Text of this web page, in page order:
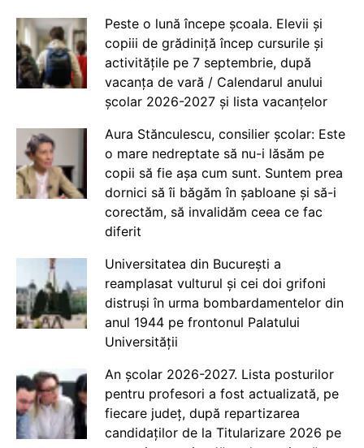
Peste o lună începe școala. Elevii și
copiii de grădiniță încep cursurile și
activitățile pe 7 septembrie, după
vacanța de vară / Calendarul anului
școlar 2026-2027 și lista vacanțelor
Aura Stănculescu, consilier școlar: Este
o mare nedreptate să nu-i lăsăm pe
copii să fie așa cum sunt. Suntem prea
dornici să îi băgăm în șabloane și să-i
corectăm, să invalidăm ceea ce fac
diferit
Universitatea din București a
reamplasat vulturul și cei doi grifoni
distruși în urma bombardamentelor din
anul 1944 pe frontonul Palatului
Universității
An școlar 2026-2027. Lista posturilor
pentru profesori a fost actualizată, pe
fiecare județ, după repartizarea
candidaților de la Titularizare 2026 pe